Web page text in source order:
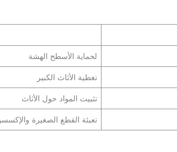
لحماية الأسطح الهشة
تغطية الأثاث الكبير
تثبيت المواد حول الأثاث
تعبئة القطع الصغيرة